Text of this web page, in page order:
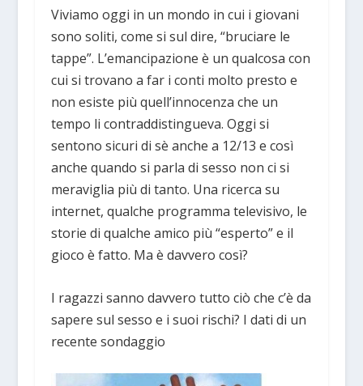
Viviamo oggi in un mondo in cui i giovani
sono soliti, come si sul dire, “bruciare le
tappe”. L’emancipazione è un qualcosa con
cui si trovano a far i conti molto presto e
non esiste più quell’innocenza che un
tempo li contraddistingueva. Oggi si
sentono sicuri di sè anche a 12/13 e così
anche quando si parla di sesso non ci si
meraviglia più di tanto. Una ricerca su
internet, qualche programma televisivo, le
storie di qualche amico più “esperto” e il
gioco è fatto. Ma è davvero così?
I ragazzi sanno davvero tutto ciò che c’è da
sapere sul sesso e i suoi rischi? I dati di un
recente sondaggio